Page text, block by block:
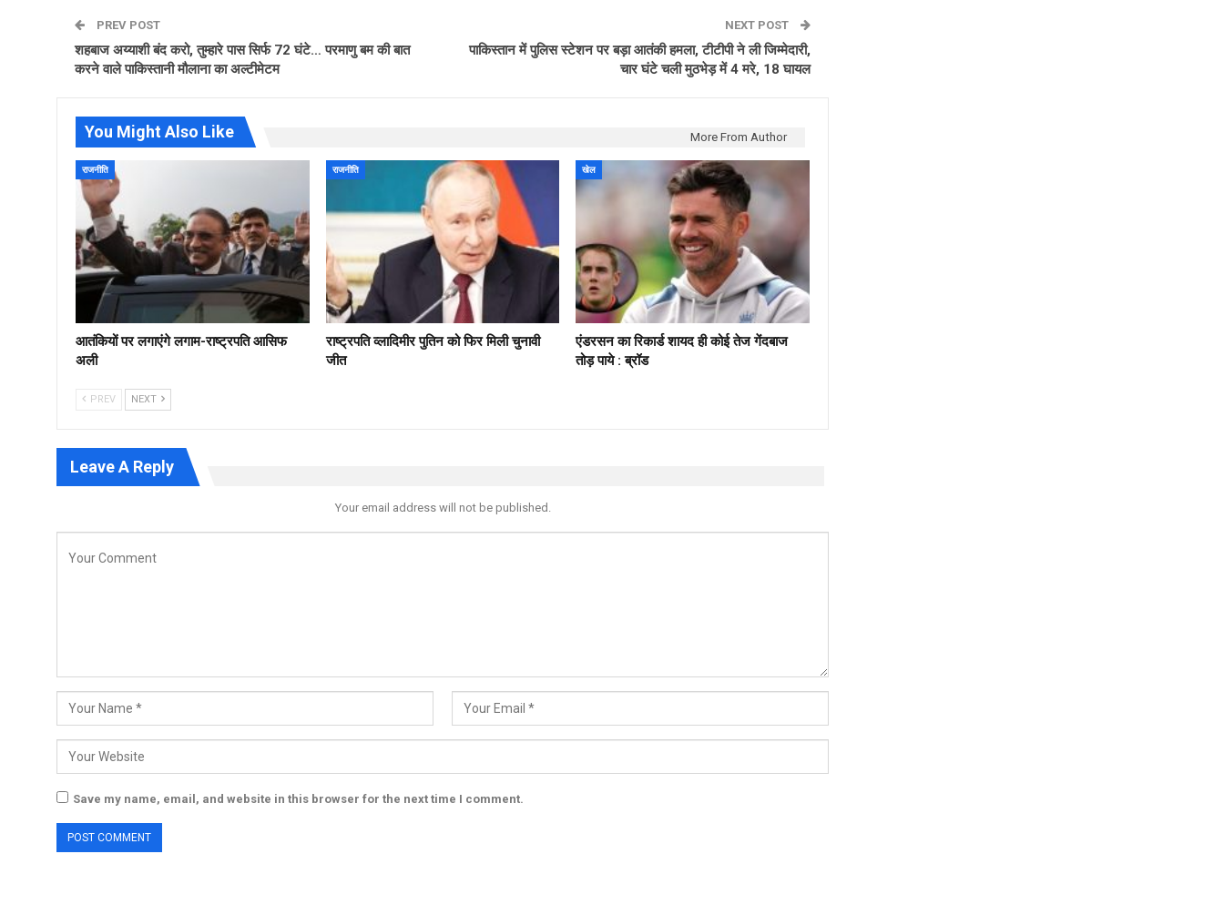
PREV POST
शहबाज अय्याशी बंद करो, तुम्हारे पास सिर्फ 72 घंटे… परमाणु बम की बात
करने वाले पाकिस्तानी मौलाना का अल्टीमेटम
NEXT POST
पाकिस्तान में पुलिस स्टेशन पर बड़ा आतंकी हमला, टीटीपी ने ली जिम्मेदारी,
चार घंटे चली मुठभेड़ में 4 मरे, 18 घायल
You Might Also Like More From Author
राजनीति
आतंकियों पर लगाएंगे लगाम-राष्ट्रपति आसिफ
अली
राजनीति
राष्ट्रपति व्लादिमीर पुतिन को फिर मिली चुनावी
जीत
खेल
एंडरसन का रिकार्ड शायद ही कोई तेज गेंदबाज
तोड़ पाये : ब्रॉड
PREV NEXT
Leave A Reply
Your email address will not be published.
Save my name, email, and website in this browser for the next time I comment.